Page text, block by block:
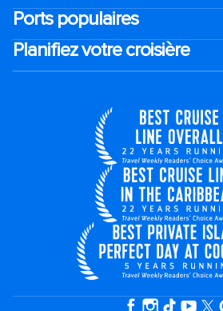
Ports populaires
Planifiez votre croisière